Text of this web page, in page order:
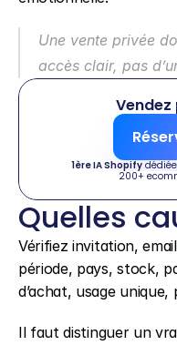
Une vente privée
accès clair, pas
Vendez
1ère IA Shopify
200+
Quelles
Vérifiez invitation,
période, pays, stock,
d’achat, usage unique,
Il faut distinguer un